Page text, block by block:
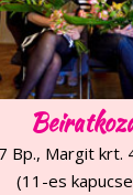
Bp., Margit krt.
(11-es